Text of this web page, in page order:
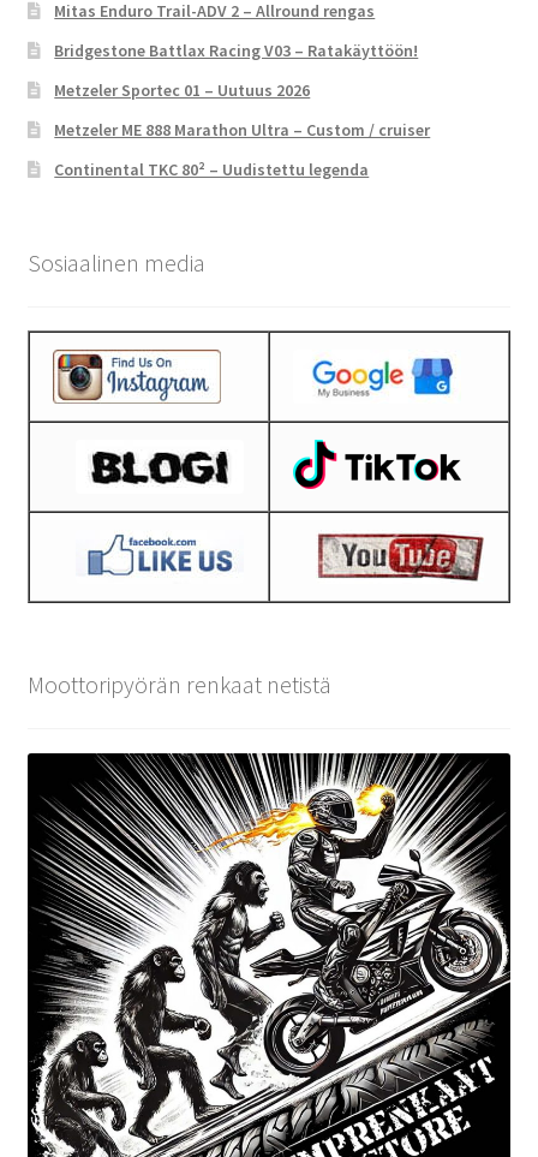
Mitas Enduro Trail-ADV 2 – Allround rengas
Bridgestone Battlax Racing V03 – Ratakäyttöön!
Metzeler Sportec 01 – Uutuus 2026
Metzeler ME 888 Marathon Ultra – Custom / cruiser
Continental TKC 80² – Uudistettu legenda
Sosiaalinen media
Moottoripyörän renkaat netistä